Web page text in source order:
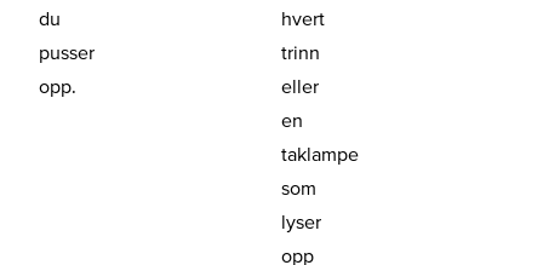
du
pusser
opp.
hvert
trinn
eller
en
taklampe
som
lyser
opp